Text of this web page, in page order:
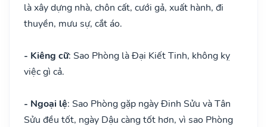
là xây dựng nhà, chôn cất, cưới gả, xuất hành, đi
thuyền, mưu sự, cắt áo.
- Kiêng cữ: Sao Phòng là Đại Kiết Tinh, không kỵ
việc gì cả.
- Ngoại lệ: Sao Phòng gặp ngày Đinh Sửu và Tân
Sửu đều tốt, ngày Dậu càng tốt hơn, vì sao Phòng